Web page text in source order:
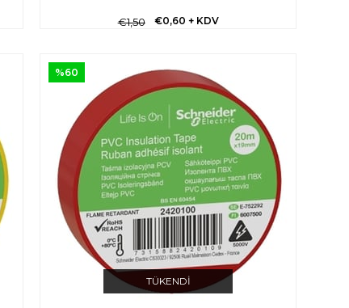
€0,60 + KDV
€1,50
TÜKENDI
%60